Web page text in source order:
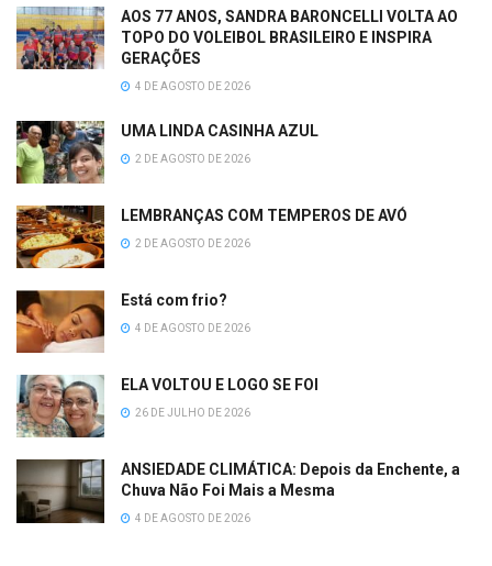
AOS 77 ANOS, SANDRA BARONCELLI VOLTA AO
TOPO DO VOLEIBOL BRASILEIRO E INSPIRA
GERAÇÕES
4 DE AGOSTO DE 2026
UMA LINDA CASINHA AZUL
2 DE AGOSTO DE 2026
LEMBRANÇAS COM TEMPEROS DE AVÓ
2 DE AGOSTO DE 2026
Está com frio?
4 DE AGOSTO DE 2026
ELA VOLTOU E LOGO SE FOI
26 DE JULHO DE 2026
ANSIEDADE CLIMÁTICA: Depois da Enchente, a
Chuva Não Foi Mais a Mesma
4 DE AGOSTO DE 2026